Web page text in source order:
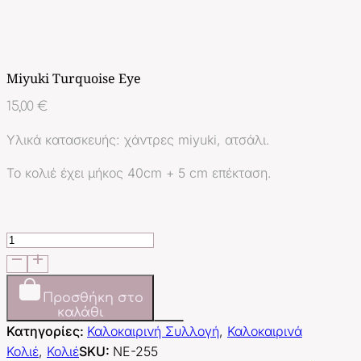
Miyuki Turquoise Eye
15,00 €
Υλικά κατασκευής: χάντρες miyuki, ατσάλι.
Το κολιέ έχει μήκος 40cm + 5 cm επέκταση.
Miyuki
Turquoise
Eye
ποσότηταΠροσθήκη στο
καλάθι
Κατηγορίες: Καλοκαιρινή Συλλογή, Καλοκαιρινά
Κολιέ, ΚολιέSKU: NE-255